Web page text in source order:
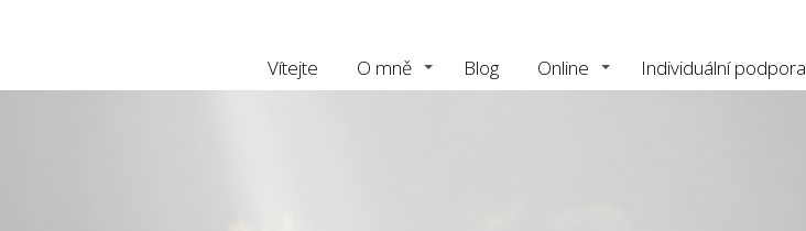
Vítejte O mně Blog Online Individuální podpora